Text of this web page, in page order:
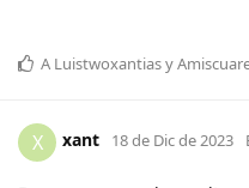
A Luistwoxantiasy
X xant 18 de Dic de 2023